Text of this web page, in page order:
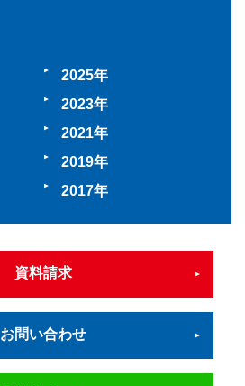
2025
2023
2021
2019
2017
資料請求
お問い合わせ